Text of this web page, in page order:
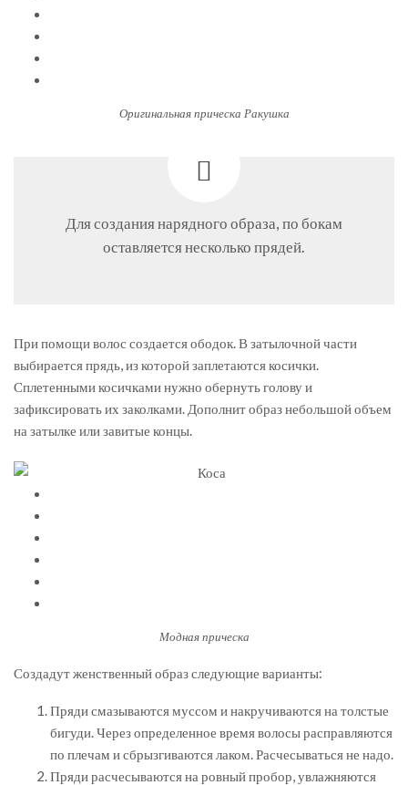
Оригинальная прическа Ракушка
Для создания нарядного образа, по бокам
оставляется несколько прядей.
При помощи волос создается ободок. В затылочной части
выбирается прядь, из которой заплетаются косички.
Сплетенными косичками нужно обернуть голову и
зафиксировать их заколками. Дополнит образ небольшой объем
на затылке или завитые концы.
Модная прическа
Создадут женственный образ следующие варианты:
Пряди смазываются муссом и накручиваются на толстые
бигуди. Через определенное время волосы расправляются
по плечам и сбрызгиваются лаком. Расчесываться не надо.
Пряди расчесываются на ровный пробор, увлажняются